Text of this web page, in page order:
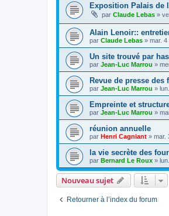
Exposition Palais de
par Claude Lebas »
Alain Lenoir::
par Claude Lebas » mar. 4
Un site trouvé par
par Jean-Luc Marrou »
Revue de presse des
par Jean-Luc Marrou »
Empreinte et
par Jean-Luc Marrou »
réunion annuelle
par Henri Cagniant » mar.
la vie secrète des
par Bernard Le Roux »
Nouveau sujet
Retourner à l’index du forum